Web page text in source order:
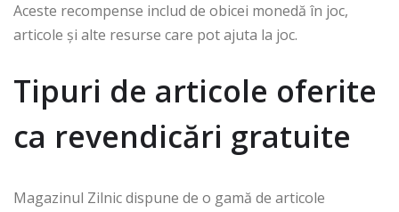
Aceste recompense includ de obicei monedă în joc,
articole și alte resurse care pot ajuta la joc.
Tipuri de articole oferite
ca revendicări gratuite
Magazinul Zilnic dispune de o gamă de articole